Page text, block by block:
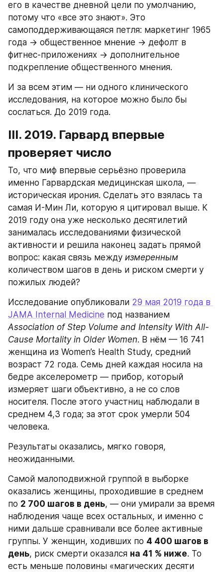
его в качестве дневной цели по умолчанию,
потому что «все это знают». Это
самоподдерживающаяся петля: маркетинг 1965
года → общественное мнение → дефолт в
фитнес-приложениях → дополнительное
подкрепление общественного мнения.
И за всем этим — ни одного клинического
исследования, на которое можно было бы
сослаться. До 2019 года.
III. 2019. Гарвард впервые
проверяет число
То, что миф впервые серьёзно проверила
именно Гарвардская медицинская школа, —
историческая ирония. Сделать это взялась та
самая И-Мин Ли, которую я цитировал выше. К
2019 году она уже несколько десятилетий
занималась исследованиями физической
активности и решила наконец задать прямой
вопрос: какая связь между измеренным
количеством шагов в день и риском смерти у
пожилых людей?
Исследование опубликовали 29 мая 2019 года в
JAMA Internal Medicine
Association of Step Volume and Intensity With All-
Cause Mortality in Older Women. В нём — 16 741
женщина из Women’s Health Study, средний
возраст 72 года. Семь дней каждая носила на
бедре акселерометр — прибор, который
измеряет шаги объективно, а не со слов
носителя. После этого участниц наблюдали в
среднем 4,3 года; за этот срок умерли 504
человека.
Результаты оказались, мягко говоря,
неожиданными.
Самой малоподвижной группой в выборке
оказались женщины, проходившие в среднем
по 2 700 шагов в день, — они умирали за время
наблюдения чаще всех остальных, и именно с
ними дальше сравнивали все более активные
группы. У женщин, ходивших по 4 400 шагов в
день, риск смерти оказался на 41 % ниже. То
есть меньше половины «магических десяти